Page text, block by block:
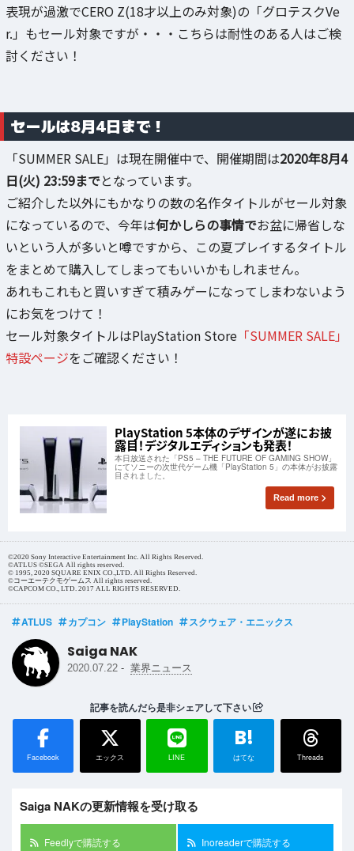
表現が過激でCERO Z(18才以上のみ対象)の「グロテスクVe
r.」もセール対象ですが・・・こちらは耐性のある人はご検
討ください！
セールは8月4日まで！
「SUMMER SALE」は現在開催中で、開催期間は2020年8月4
日(火) 23:59までとなっています。
ご紹介した以外にもかなりの数の名作タイトルがセール対象
になっているので、今年は何かしらの事情でお盆に帰省しな
いという人が多いと噂ですから、この夏プレイするタイトル
をまとめて購入してしまってもいいかもしれません。
あれもこれもと買いすぎて積みゲーになってしまわないよう
にお気をつけて！
セール対象タイトルはPlayStation Store 「SUMMER SALE」
特設ページをご確認ください！
PlayStation 5本体のデザインが遂にお披
露目！デジタルエディションも発表！
本日放送された「PS5 – THE FUTURE OF GAMING SHOW」
にてソニーの次世代ゲーム機「PlayStation 5」の本体がお披露
目されました。
Read more
©2020 Sony Interactive Entertainment Inc. All Rights Reserved.
©ATLUS ©SEGA All rights reserved.
© 1995, 2020 SQUARE ENIX CO.,LTD. All Rights Reserved.
©コーエーテクモゲームス All rights reserved.
©CAPCOM CO., LTD. 2017 ALL RIGHTS RESERVED.
ATLUS カプコン PlayStation スクウェア・エニックス
Saiga NAK
2020.07.22 - 業界ニュース
記事を読んだら是非シェアして下さい
Facebook エックス LINE
B!
はてな Threads
Saiga NAKの更新情報を受け取る
Feedlyで購読する Inoreaderで購読する